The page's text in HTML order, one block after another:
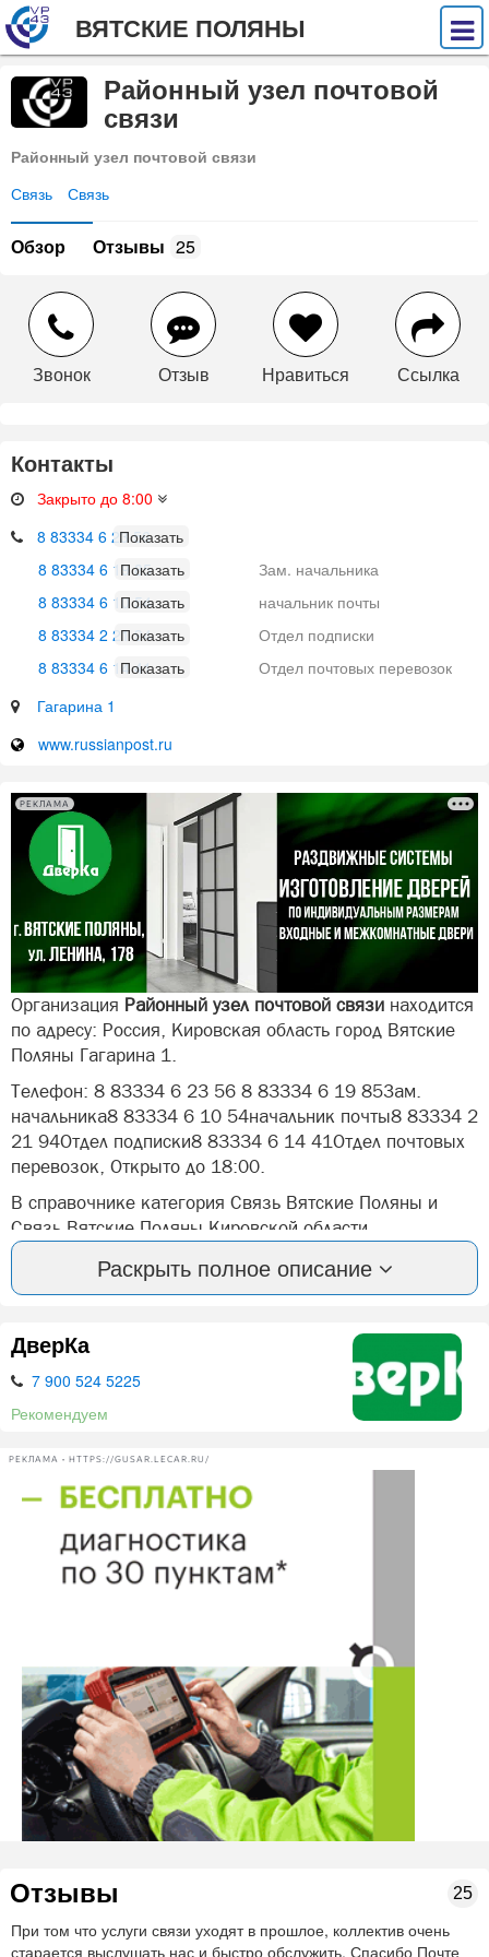
ВЯТСКИЕ ПОЛЯНЫ
Районный узел почтовой
связи
Районный узел почтовой связи
Связь Связь
Обзор Отзывы 25
Звонок Отзыв Нравиться Ссылка
Контакты
Закрыто до 8:00
8 83334 6 23 56
8 83334 6 19 85
Зам. начальника
8 83334 6 10 54
начальник почты
8 83334 2 21 94
Отдел подписки
8 83334 6 14 41
Отдел почтовых перевозок
Гагарина 1
www.russianpost.ru
РЕКЛАМА
Организация Районный узел почтовой связи находится
по адресу: Россия, Кировская область город Вятские
Поляны Гагарина 1.
Телефон: 8 83334 6 23 56 8 83334 6 19 85Зам.
начальника8 83334 6 10 54начальник почты8 83334 2
21 94Отдел подписки8 83334 6 14 41Отдел почтовых
перевозок, Открыто до 18:00.
В справочнике категория Связь Вятские Поляны и
Связь Вятские Поляны Кировской области.
Вы можете оставить отзыв или оценить компанию:
Районный узел почтовой связи Вятские Поляны.
Районный узел почтовой связи в Вятских Полян.
Нашли ошибку? Сообщите нам об этом!
Раскрыть полное описание
ДверКа
7 900 524 5225
Рекомендуем
РЕКЛАМА • HTTPS://GUSAR.LECAR.RU/
Отзывы 25
При том что услуги связи уходят в прошлое, коллектив очень
старается выслушать нас и быстро обслужить. Спасибо Почте